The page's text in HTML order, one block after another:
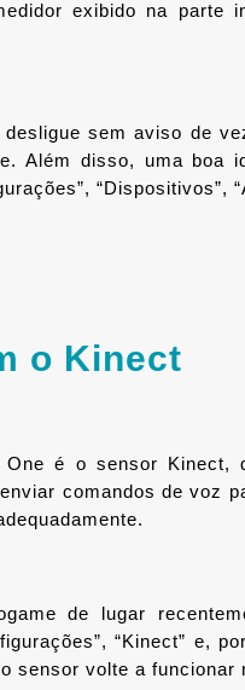
exibido na parte
sem aviso de
Além disso, uma boa
“Dispositivos”,
o Kinect
é o sensor Kinect,
comandos de voz
de lugar
“Kinect” e,
sensor volte a funcionar